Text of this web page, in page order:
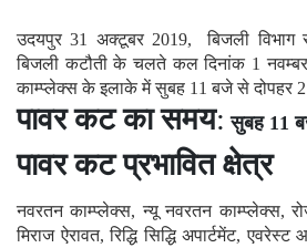
उदयपुर 31 अक्टूबर 2019, बिजली विभाग
बिजली कटौती के चलते कल दिनांक 1
काम्प्लेक्स के इलाके में सुबह 11 बजे से दोपहर
पावर कट का समय: सुबह 11
पावर कट प्रभावित क्षेत्र
नवरतन काम्प्लेक्स, न्यू नवरतन काम्प्लेक्स,
मिराज ऐरावत, रिद्धि सिद्धि अपार्टमेंट,